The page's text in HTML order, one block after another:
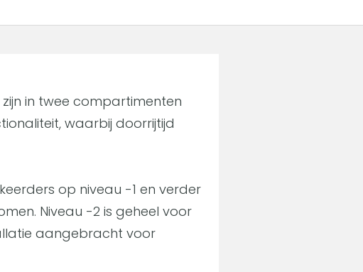
in twee compartimenten
waarbij doorrijtijd
op niveau -1 en verder
Niveau -2 is geheel voor
aangebracht voor